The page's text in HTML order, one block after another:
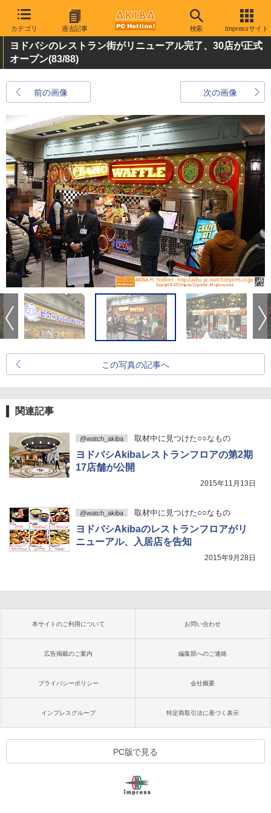
カテゴリ 過去記事 検索 Impressサイト
ヨドバシのレストラン街がリニューアル完了、30店が正式
オープン(83/88)
前の画像 次の画像
この写真の記事へ
関連記事
@watch_akiba 取材中に見つけた○○なもの
ヨドバシAkibaレストランフロアの第2期
17店舗が公開
2015年11月13日
@watch_akiba 取材中に見つけた○○なもの
ヨドバシAkibaのレストランフロアがリ
ニューアル、入居店を告知
2015年9月28日
本サイトのご利用について お問い合わせ
広告掲載のご案内 編集部へのご連絡
プライバシーポリシー 会社概要
インプレスグループ 特定商取引法に基づく表示
PC版で見る